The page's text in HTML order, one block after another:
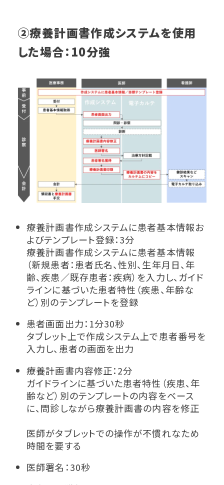
②療養計画書作成システムを使用
した場合：10分強
療養計画書作成システムに患者基本情報お
よびテンプレート登録：3分
療養計画書作成システムに患者基本情報
（新規患者：患者氏名、性別、生年月日、年
齢、疾患／既存患者：疾病）を入力し、ガイド
ラインに基づいた患者特性（疾患、年齢な
ど）別のテンプレートを登録
患者画面出力：1分30秒
タブレット上で作成システム上で患者番号を
入力し、患者の画面を出力
療養計画書内容修正：2分
ガイドラインに基づいた患者特性（疾患、年
齢など）別のテンプレートの内容をベース
に、問診しながら療養計画書の内容を修正
医師がタブレットでの操作が不慣れなため
時間を要する
医師署名：30秒